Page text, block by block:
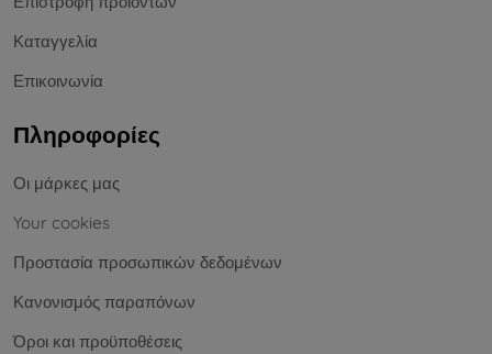
Καταγγελία
Επικοινωνία
Πληροφορίες
Οι μάρκες μας
Your cookies
Προστασία προσωπικών δεδομένων
Κανονισμός παραπόνων
Όροι και προϋποθέσεις